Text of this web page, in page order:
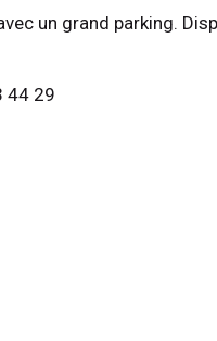
un grand parking.
44 29